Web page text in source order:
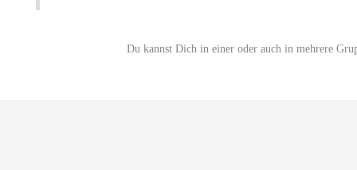
Du kannst Dich in einer oder auch in mehrere